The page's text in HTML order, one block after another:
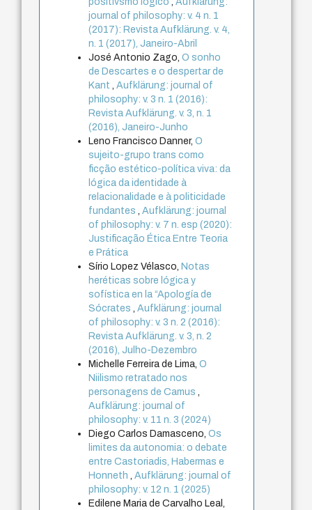
journal of philosophy: v. 4 n. 1
(2017): Revista Aufklärung. v. 4,
n. 1 (2017), Janeiro-Abril
José Antonio Zago,O sonho
de Descartes e o despertar de
Kant,Aufklärung: journal of
philosophy: v. 3 n. 1 (2016):
Revista Aufklärung. v. 3, n. 1
(2016), Janeiro-Junho
Leno Francisco Danner,O
sujeito-grupo trans como
ficção estético-política viva: da
lógica da identidade à
relacionalidade e à politicidade
fundantes,Aufklärung: journal
of philosophy: v. 7 n. esp (2020):
Justificação Ética Entre Teoria
e Prática
Sírio Lopez Vélasco, Notas
heréticas sobre lógica y
sofística en la “Apología de
Sócrates,Aufklärung: journal
of philosophy: v. 3 n. 2 (2016):
Revista Aufklärung. v. 3, n. 2
(2016), Julho-Dezembro
Michelle Ferreira de Lima,O
Niilismo retratado nos
personagens de Camus,
Aufklärung: journal of
philosophy: v. 11 n. 3 (2024)
Diego Carlos Damasceno,Os
limites da autonomia: o debate
entre Castoriadis, Habermas e
Honneth,Aufklärung: journal of
philosophy: v. 12 n. 1 (2025)
Edilene Maria de Carvalho Leal,